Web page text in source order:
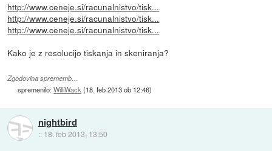
http://www.ceneje.si/racunalnistvo/tisk...
http://www.ceneje.si/racunalnistvo/tisk...
http://www.ceneje.si/racunalnistvo/tisk...
Kako je z resolucijo tiskanja in skeniranja?
Zgodovina sprememb…
spremenilo:WilliWack (18. feb 2013 ob 12:46)
nightbird
:: 18. feb 2013, 13:50